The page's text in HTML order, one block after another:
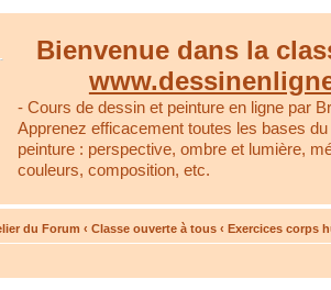
Bienvenue dans la
- Cours de dessin et peinture en ligne par
Apprenez efficacement toutes les bases
peinture : perspective, ombre et lumière,
couleurs, composition, etc.
du Forum ‹ Classe ouverte à tous ‹ Exercices corps